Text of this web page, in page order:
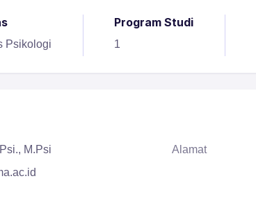
Psikologi
Program Studi
1
M.Psi
Alamat